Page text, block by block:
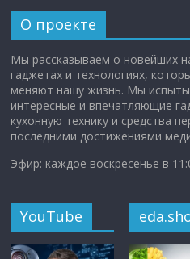
О проекте
Мы рассказываем о новейших
гаджетах и технологиях,
меняют нашу жизнь. Мы
интересные и впечатляющие
кухонную технику и средства
последними достижениями
Эфир: каждое воскресенье в
YouTube